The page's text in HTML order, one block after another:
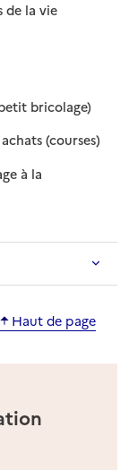
de la vie
bricolage): disponible
: non
(courses)
:
: non
à la
Haut de page